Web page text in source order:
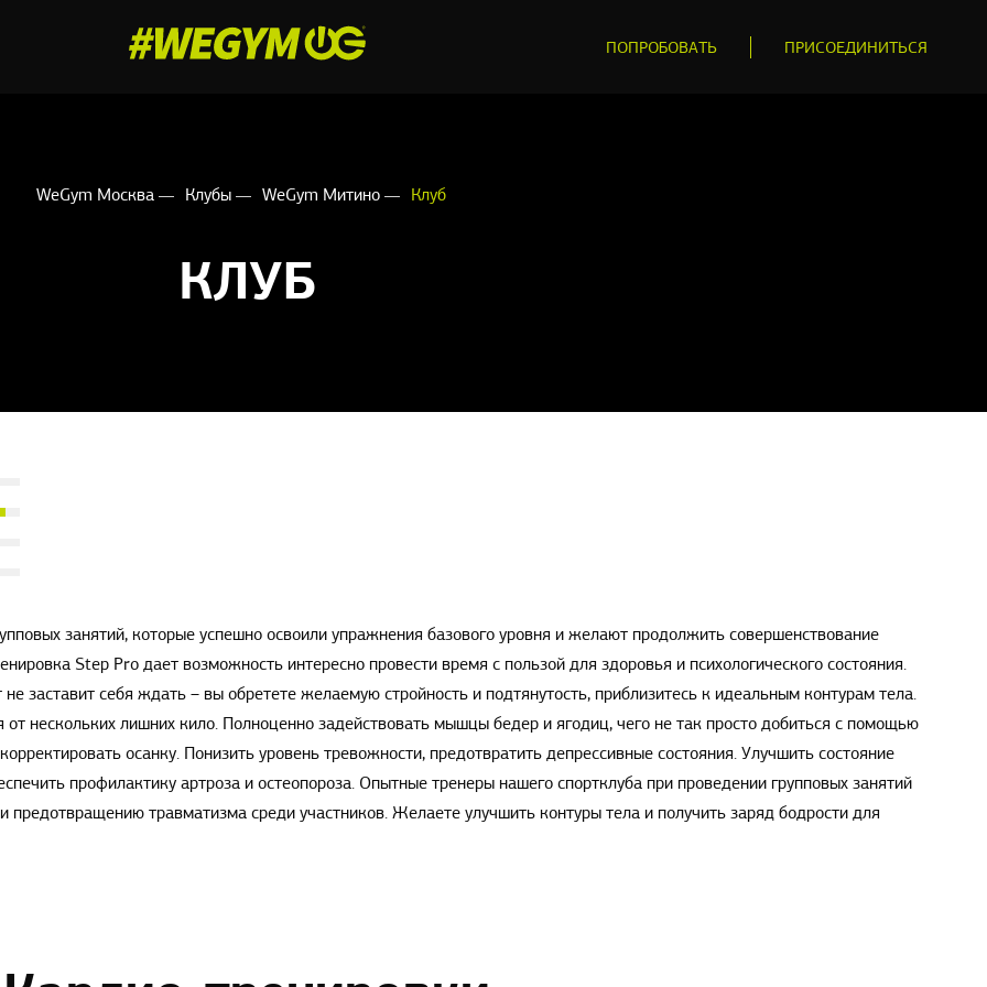
ПОПРОБОВАТЬ ПРИСОЕДИНИТЬСЯ
WeGym Москва Клубы WeGym Митино Клуб
КЛУБ
занятий, которые успешно освоили упражнения базового уровня и желают продолжить совершенствование
Step Pro дает возможность интересно провести время с пользой для здоровья и психологического состояния.
заставит себя ждать – вы обретете желаемую стройность и подтянутость, приблизитесь к идеальным контурам тела.
нескольких лишних кило. Полноценно задействовать мышцы бедер и ягодиц, чего не так просто добиться с помощью
осанку. Понизить уровень тревожности, предотвратить депрессивные состояния. Улучшить состояние
профилактику артроза и остеопороза. Опытные тренеры нашего спортклуба при проведении групповых занятий
травматизма среди участников. Желаете улучшить контуры тела и получить заряд бодрости для